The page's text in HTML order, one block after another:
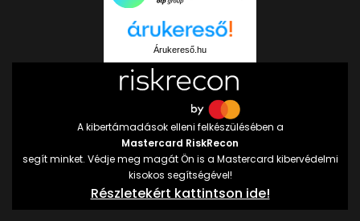
Árukereső.hu
A kibertámadások elleni felkészülésében a
Mastercard RiskRecon
segít minket. Védje meg magát Ön is a Mastercard kibervédelmi
kisokos segítségével!
Részletekért kattintson ide!